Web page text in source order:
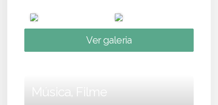
Ver galeria
Música, Filme